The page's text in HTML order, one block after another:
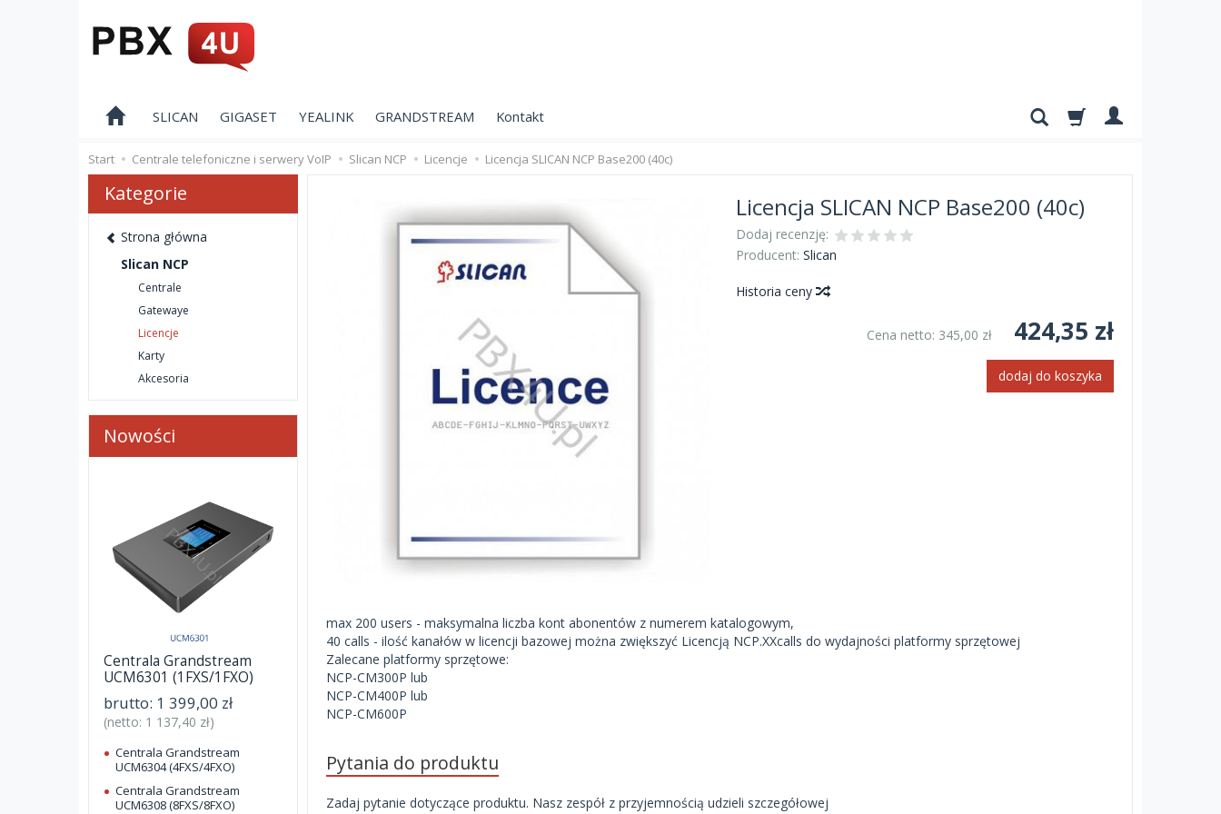
SLICAN GIGASET YEALINK GRANDSTREAM Kontakt
Start Centrale telefoniczne i serwery VoIP Slican NCP Licencje Licencja SLICAN NCP Base200 (40c)
Licencja SLICAN NCP Base200 (40c)
Dodaj recenzję:
Producent: Slican
Historia ceny
Cena netto: 345,00 zł 424,35 zł
dodaj do koszyka
max 200 users - maksymalna liczba kont abonentów z numerem katalogowym,
40 calls - ilość kanałów w licencji bazowej można zwiększyć Licencją NCP.XXcalls do wydajności platformy sprzętowej
Zalecane platformy sprzętowe:
NCP-CM300P lub
NCP-CM400P lub
NCP-CM600P
Pytania do produktu
Zadaj pytanie dotyczące produktu. Nasz zespół z przyjemnością udzieli szczegółowej
Kategorie
Strona główna
Slican NCP
Centrale
Gatewaye
Licencje
Karty
Akcesoria
Nowości
Centrala Grandstream
UCM6301 (1FXS/1FXO)
brutto: 1 399,00 zł
(netto: 1 137,40 zł)
Centrala Grandstream
UCM6304 (4FXS/4FXO)
Centrala Grandstream
UCM6308 (8FXS/8FXO)